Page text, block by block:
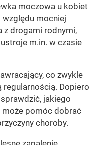
moczowa u kobiet
względu mocniej
z drogami rodnymi,
m.in. w czasie
co zwykle
regularnością. Dopiero
jakiego
może pomóc dobrać
choroby.
zapalenie